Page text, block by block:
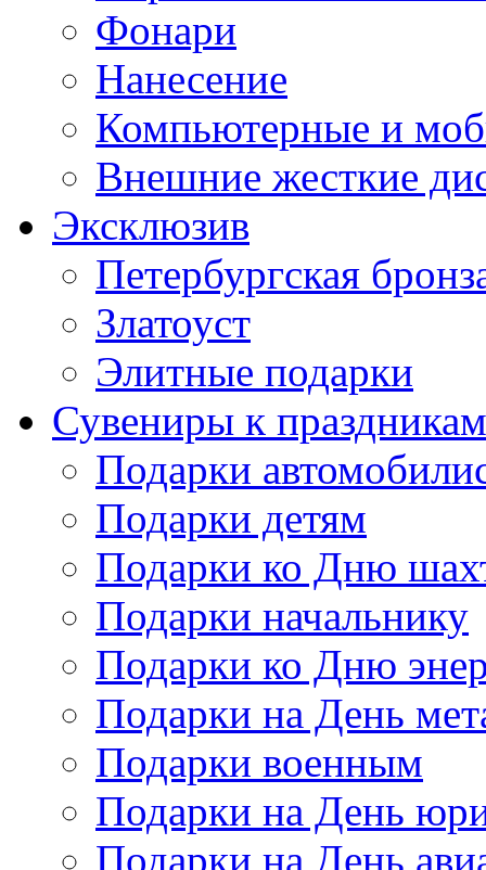
Фонари
Нанесение
Компьютерные и
Внешние жесткие
Эксклюзив
Петербургская
Златоуст
Элитные подарки
Сувениры к праздникам
Подарки
Подарки детям
Подарки ко Дню
Подарки начальнику
Подарки ко Дню
Подарки на День
Подарки военным
Подарки на День
Подарки на День